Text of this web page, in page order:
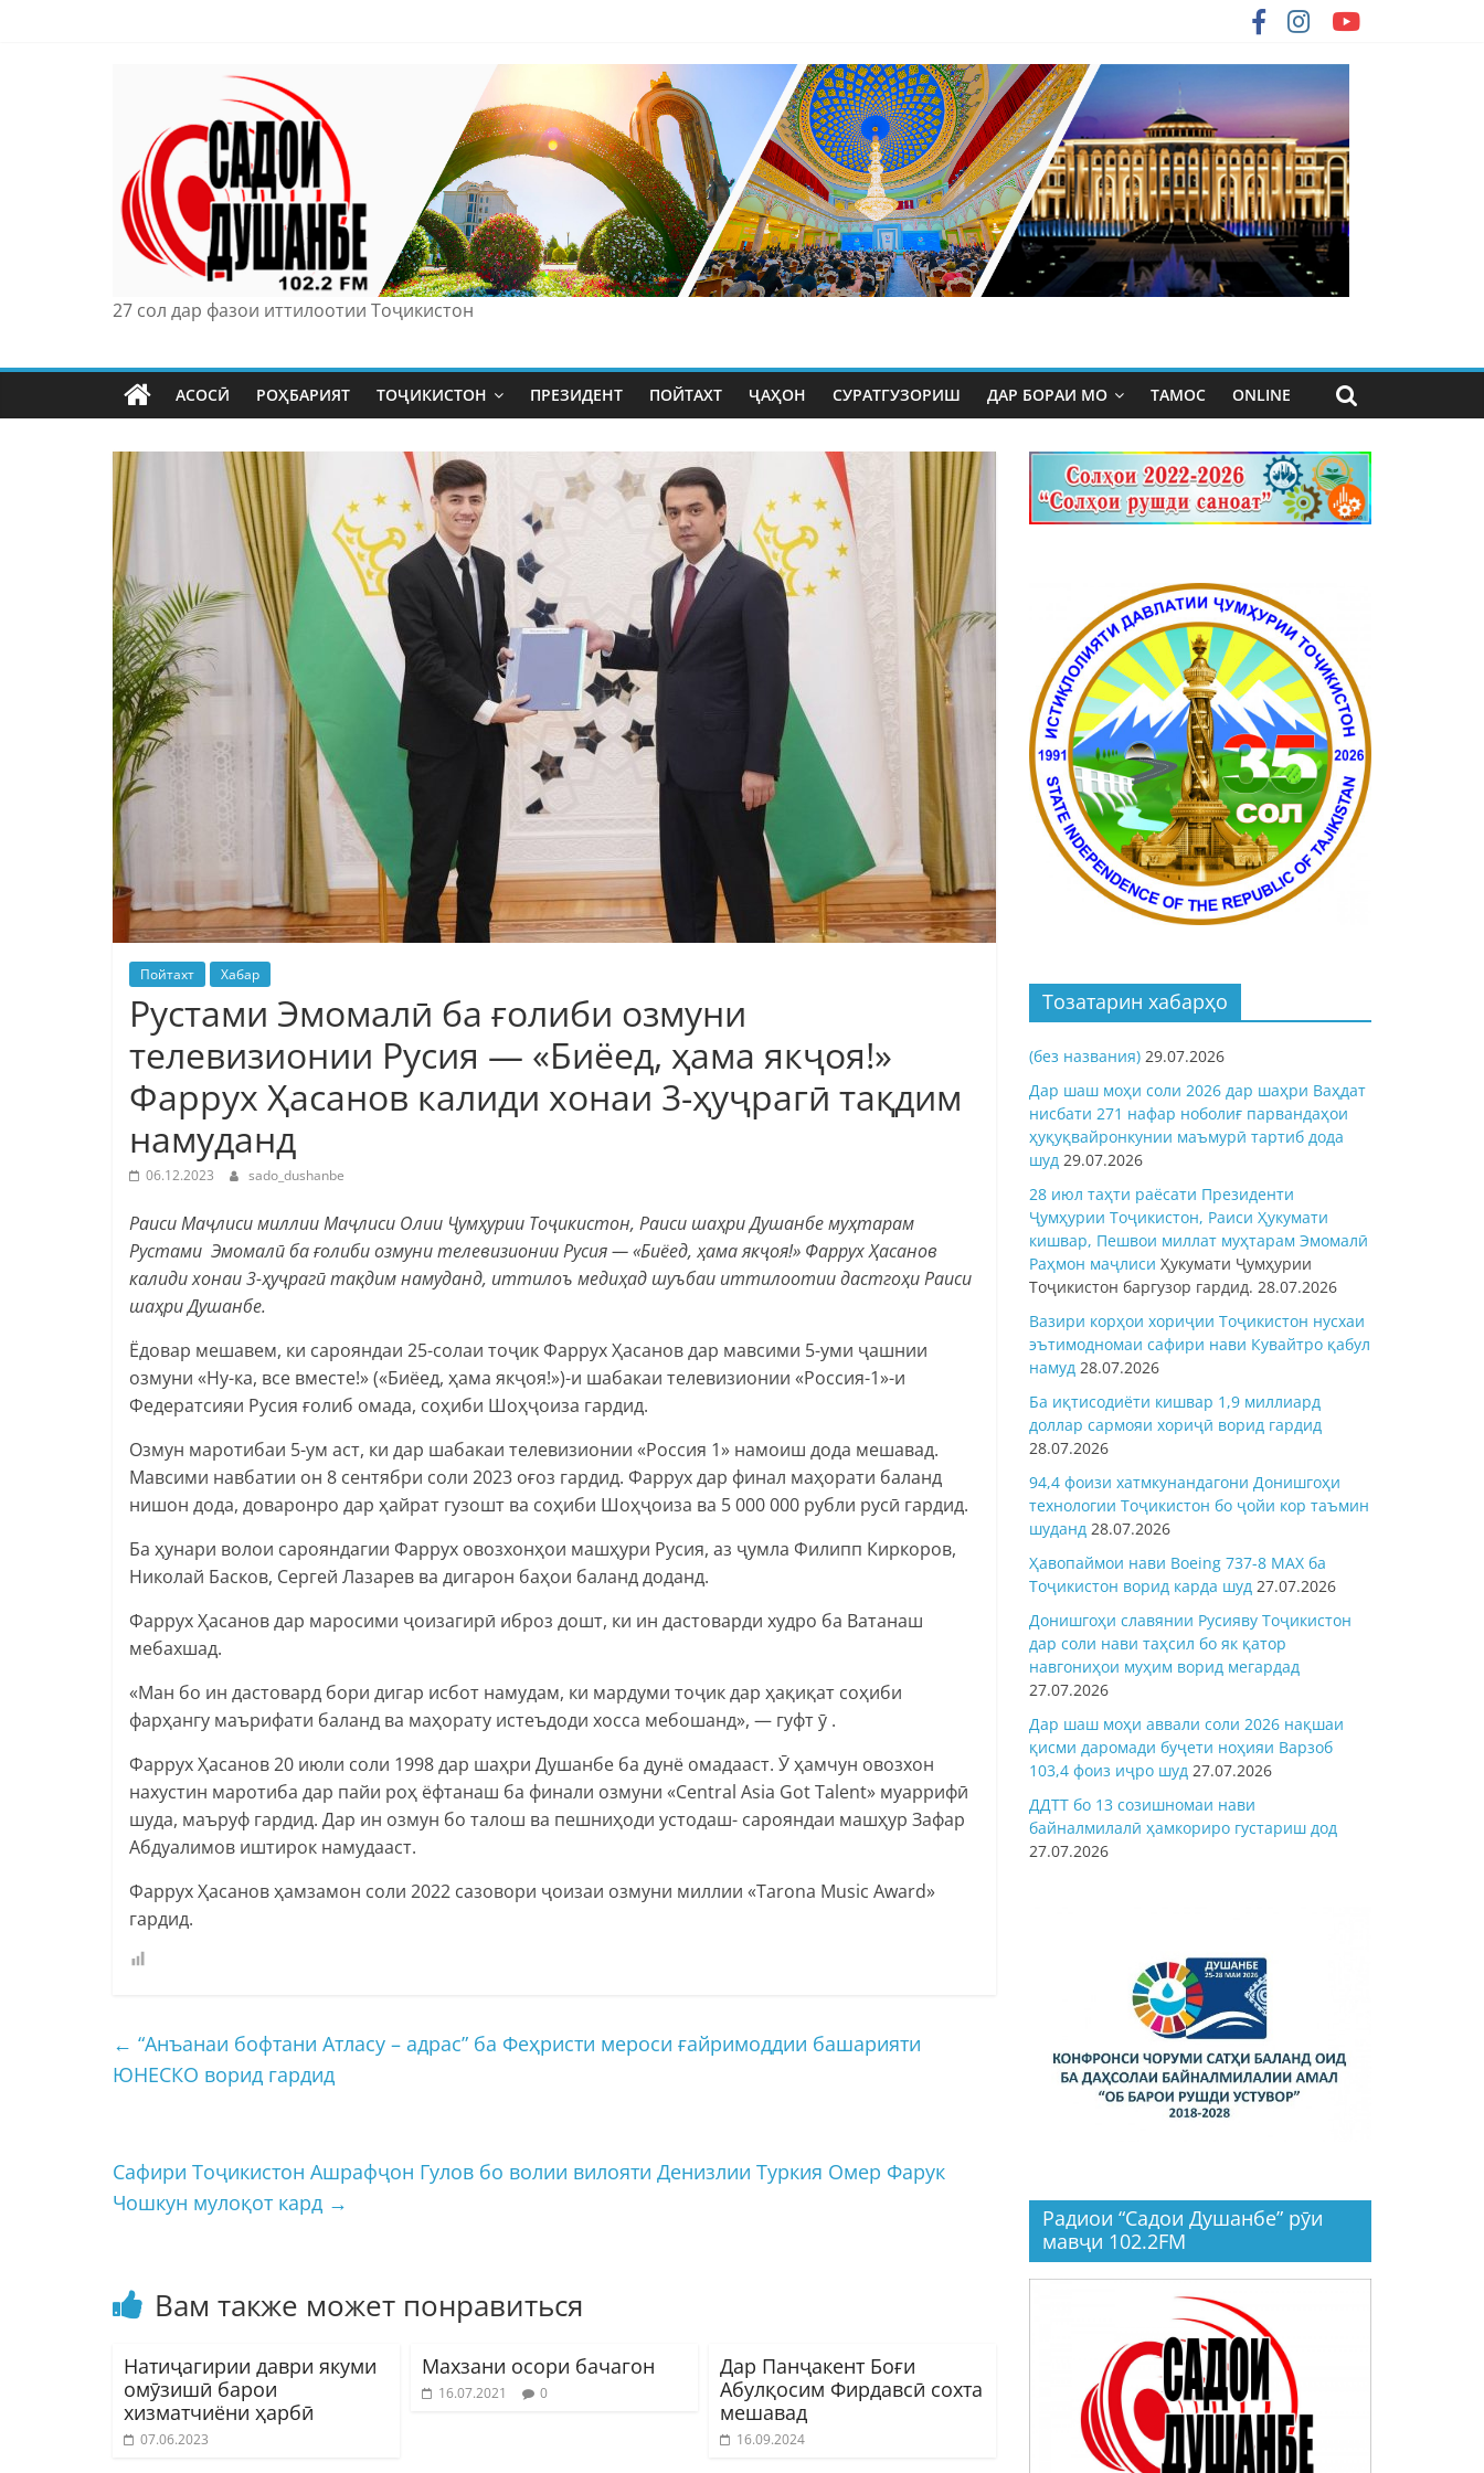
27 сол дар фазои иттилоотии Тоҷикистон
АСОСӢ РОҲБАРИЯТ ТОҶИКИСТОН ПРЕЗИДЕНТ ПОЙТАХТ ҶАҲОН СУРАТГУЗОРИШ ДАР БОРАИ МО ТАМОС ONLINE
Пойтахт Хабар
Рустами Эмомалӣ ба ғолиби озмуни
телевизионии Русия — «Биёед, ҳама якҷоя!»
Фаррух Ҳасанов калиди хонаи 3-ҳуҷрагӣ тақдим
намуданд
06.12.2023 sado_dushanbe
Раиси Маҷлиси миллии Маҷлиси Олии Ҷумҳурии Тоҷикистон, Раиси шаҳри Душанбе муҳтарам
Рустами Эмомалӣ ба ғолиби озмуни телевизионии Русия — «Биёед, ҳама якҷоя!» Фаррух Ҳасанов
калиди хонаи 3-ҳуҷрагӣ тақдим намуданд, иттилоъ медиҳад шуъбаи иттилоотии дастгоҳи Раиси
шаҳри Душанбе.
Ёдовар мешавем, ки сарояндаи 25-солаи тоҷик Фаррух Ҳасанов дар мавсими 5-уми ҷашнии
озмуни «Ну-ка, все вместе!» («Биёед, ҳама якҷоя!»)-и шабакаи телевизионии «Россия-1»-и
Федератсияи Русия ғолиб омада, соҳиби Шоҳҷоиза гардид.
Озмун маротибаи 5-ум аст, ки дар шабакаи телевизионии «Россия 1» намоиш дода мешавад.
Мавсими навбатии он 8 сентябри соли 2023 оғоз гардид. Фаррух дар финал маҳорати баланд
нишон дода, доваронро дар ҳайрат гузошт ва соҳиби Шоҳҷоиза ва 5 000 000 рубли русӣ гардид.
Ба ҳунари волои сарояндагии Фаррух овозхонҳои машҳури Русия, аз ҷумла Филипп Киркоров,
Николай Басков, Сергей Лазарев ва дигарон баҳои баланд доданд.
Фаррух Ҳасанов дар маросими ҷоизагирӣ иброз дошт, ки ин дастоварди худро ба Ватанаш
мебахшад.
«Ман бо ин дастовард бори дигар исбот намудам, ки мардуми тоҷик дар ҳақиқат соҳиби
фарҳангу маърифати баланд ва маҳорату истеъдоди хосса мебошанд», — гуфт ӯ .
Фаррух Ҳасанов 20 июли соли 1998 дар шаҳри Душанбе ба дунё омадааст. Ӯ ҳамчун овозхон
нахустин маротиба дар пайи роҳ ёфтанаш ба финали озмуни «Central Asia Got Talent» муаррифӣ
шуда, маъруф гардид. Дар ин озмун бо талош ва пешниҳоди устодаш- сарояндаи машҳур Зафар
Абдуалимов иштирок намудааст.
Фаррух Ҳасанов ҳамзамон соли 2022 сазовори ҷоизаи озмуни миллии «Tarona Music Award»
гардид.
← “Анъанаи бофтани Атласу – адрас” ба Феҳристи мероси ғайримоддии башарияти
ЮНЕСКО ворид гардид
Сафири Тоҷикистон Ашрафҷон Гулов бо волии вилояти Денизлии Туркия Омер Фарук
Чошкун мулоқот кард →
Вам также может понравиться
Натиҷагирии даври якуми
омӯзишӣ барои
хизматчиёни ҳарбӣ
07.06.2023
Махзани осори бачагон
16.07.2021 0
Дар Панҷакент Боғи
Абулқосим Фирдавсӣ сохта
мешавад
16.09.2024
Тозатарин хабарҳо
(без названия) 29.07.2026
Дар шаш моҳи соли 2026 дар шаҳри Ваҳдат
нисбати 271 нафар ноболиғ парвандаҳои
ҳуқуқвайронкунии маъмурӣ тартиб дода
шуд 29.07.2026
28 июл таҳти раёсати Президенти
Ҷумҳурии Тоҷикистон, Раиси Ҳукумати
кишвар, Пешвои миллат муҳтарам Эмомалӣ
Раҳмон маҷлиси Ҳукумати Ҷумҳурии
Тоҷикистон баргузор гардид. 28.07.2026
Вазири корҳои хориҷии Тоҷикистон нусхаи
эътимодномаи сафири нави Кувайтро қабул
намуд 28.07.2026
Ба иқтисодиёти кишвар 1,9 миллиард
доллар сармояи хориҷӣ ворид гардид
28.07.2026
94,4 фоизи хатмкунандагони Донишгоҳи
технологии Тоҷикистон бо ҷойи кор таъмин
шуданд 28.07.2026
Ҳавопаймои нави Boeing 737-8 MAX ба
Тоҷикистон ворид карда шуд 27.07.2026
Донишгоҳи славянии Русияву Тоҷикистон
дар соли нави таҳсил бо як қатор
навгониҳои муҳим ворид мегардад
27.07.2026
Дар шаш моҳи аввали соли 2026 нақшаи
қисми даромади буҷети ноҳияи Варзоб
103,4 фоиз иҷро шуд 27.07.2026
ДДТТ бо 13 созишномаи нави
байналмилалӣ ҳамкориро густариш дод
27.07.2026
Радиои “Садои Душанбе” рӯи
мавҷи 102.2FM